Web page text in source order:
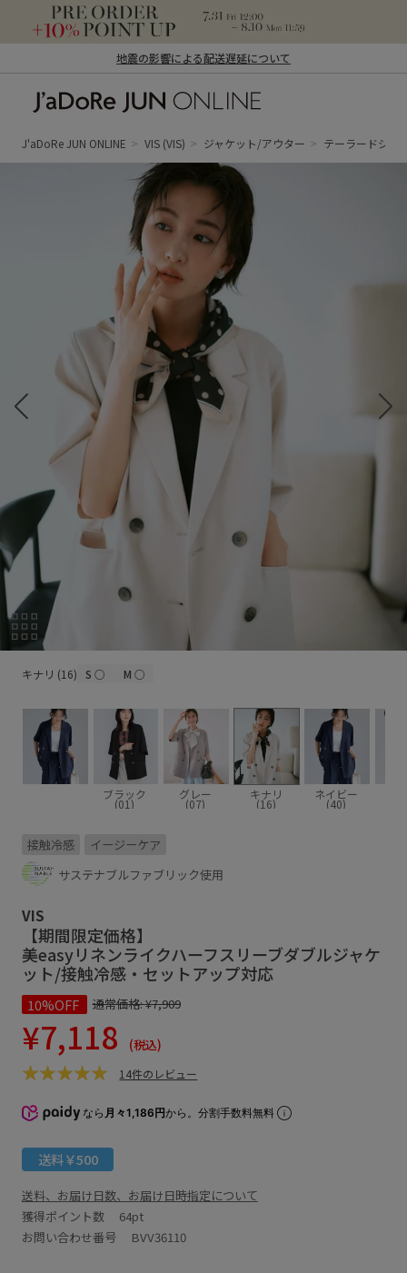
地震の影響による配送遅延について
ン オンライン）
J'aDoRe JUN ONLINE VIS (VIS) ジャケット/アウター テーラードジャ
キナリ (16) S○ M ○
ブラック
(01)
グレー
(07)
キナリ
(16)
ネイビー
(40)
接触冷感
イージーケア
サステナブルファブリック使用
VIS
【期間限定価格】
美easyリネンライクハーフスリーブダブルジャケ
ット/接触冷感・セットアップ対応
10%OFF 通常価格:¥7,909
¥7,118 (税込)
14件のレビュー
なら 月々1,186円から。分割手数料無料
送料￥500
送料、お届け日数、お届け日時指定について
獲得ポイント数 64pt
お問い合わせ番号 BVV36110